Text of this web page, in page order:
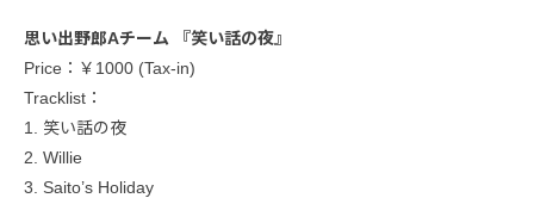
思い出野郎Aチーム 『笑い話の夜』
Price：￥1000 (Tax-in)
Tracklist：
1. 笑い話の夜
2. Willie
3. Saito’s Holiday